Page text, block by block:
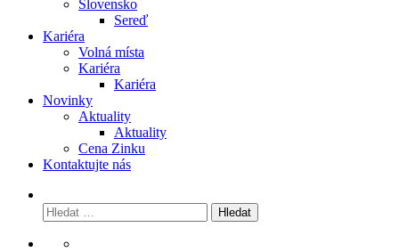
Slovensko
Sereď
Kariéra
Volná místa
Kariéra
Kariéra
Novinky
Aktuality
Aktuality
Cena Zinku
Kontaktujte nás
Vyhledávání